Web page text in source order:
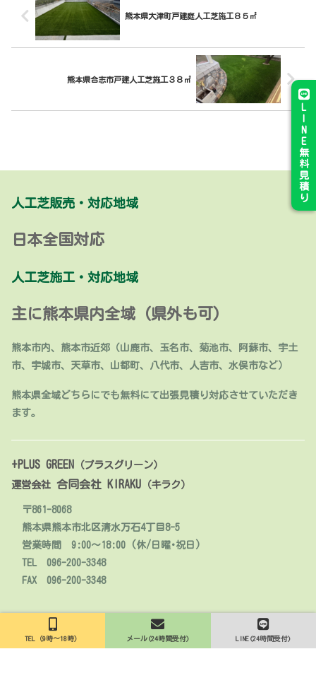
熊本県大津町戸建庭人工芝施工８５㎡
熊本県合志市戸建人工芝施工３８㎡
L
N
E
無
料
見
積
り
人工芝販売・対応地域
日本全国対応
人工芝施工・対応地域
主に熊本県内全域 (県外も可)
熊本市内、熊本市近郊（山鹿市、玉名市、菊池市、阿蘇市、宇土
市、宇城市、天草市、山都町、八代市、人吉市、水俣市など）
熊本県全域どちらにでも無料にて出張見積り対応させていただき
ます。
+PLUS GREEN
（プラスグリーン）
運営会社 合同会社 KIRAKU （キラク）
〒861-8068
熊本県熊本市北区清水万石4丁目8-5
営業時間 9:00～18:00 (休/日曜･祝日)
TEL 096-200-3348
FAX 096-200-3348
© 2020 人工芝販売・施工【熊本】+PLUS GREEN.
TEL（9時～18時） メール(24時間受付) LINE(24時間受付)